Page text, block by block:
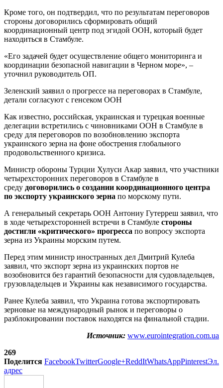
Кроме того, он подтвердил, что по результатам переговоров
стороны договорились сформировать общий
координационный центр под эгидой ООН, который будет
находиться в Стамбуле.
«Его задачей будет осуществление общего мониторинга и
координации безопасной навигации в Черном море», –
уточнил руководитель ОП.
Зеленский заявил о прогрессе на переговорах в Стамбуле,
детали согласуют с генсеком ООН
Как известно, российская, украинская и турецкая военные
делегации встретились с чиновниками ООН в Стамбуле в
среду для переговоров по возобновлению экспорта
украинского зерна на фоне обострения глобального
продовольственного кризиса.
Министр обороны Турции Хулуси Акар заявил, что участники
четырехсторонних переговоров в Стамбуле в
среду договорились о создании координационного центра
по экспорту украинского зерна по морскому пути.
А генеральный секретарь ООН Антониу Гутерреш заявил, что
в ходе четырехсторонней встречи в Стамбуле стороны
достигли «критического» прогресса по вопросу экспорта
зерна из Украины морским путем.
Перед этим министр иностранных дел Дмитрий Кулеба
заявил, что экспорт зерна из украинских портов не
возобновится без гарантий безопасности для судовладельцев,
грузовладельцев и Украины как независимого государства.
Ранее Кулеба заявил, что Украина готова экспортировать
зерновые на международный рынок и переговоры о
разблокировании поставок находятся на финальной стадии.
Источник: www.eurointegration.com.ua
269
Поделится FacebookTwitterGoogle+ReddItWhatsAppPinterestЭл.
адрес